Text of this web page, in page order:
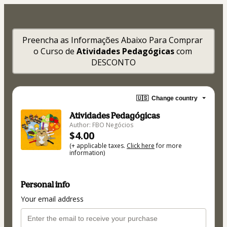
Preencha as Informações Abaixo Para Comprar
o Curso de Atividades Pedagógicas com
DESCONTO
🇺🇸 Change country
Atividades Pedagógicas
Author: FBO Negócios
$4.00
(+ applicable taxes. Click herefor more
information)
Personal info
Your email address